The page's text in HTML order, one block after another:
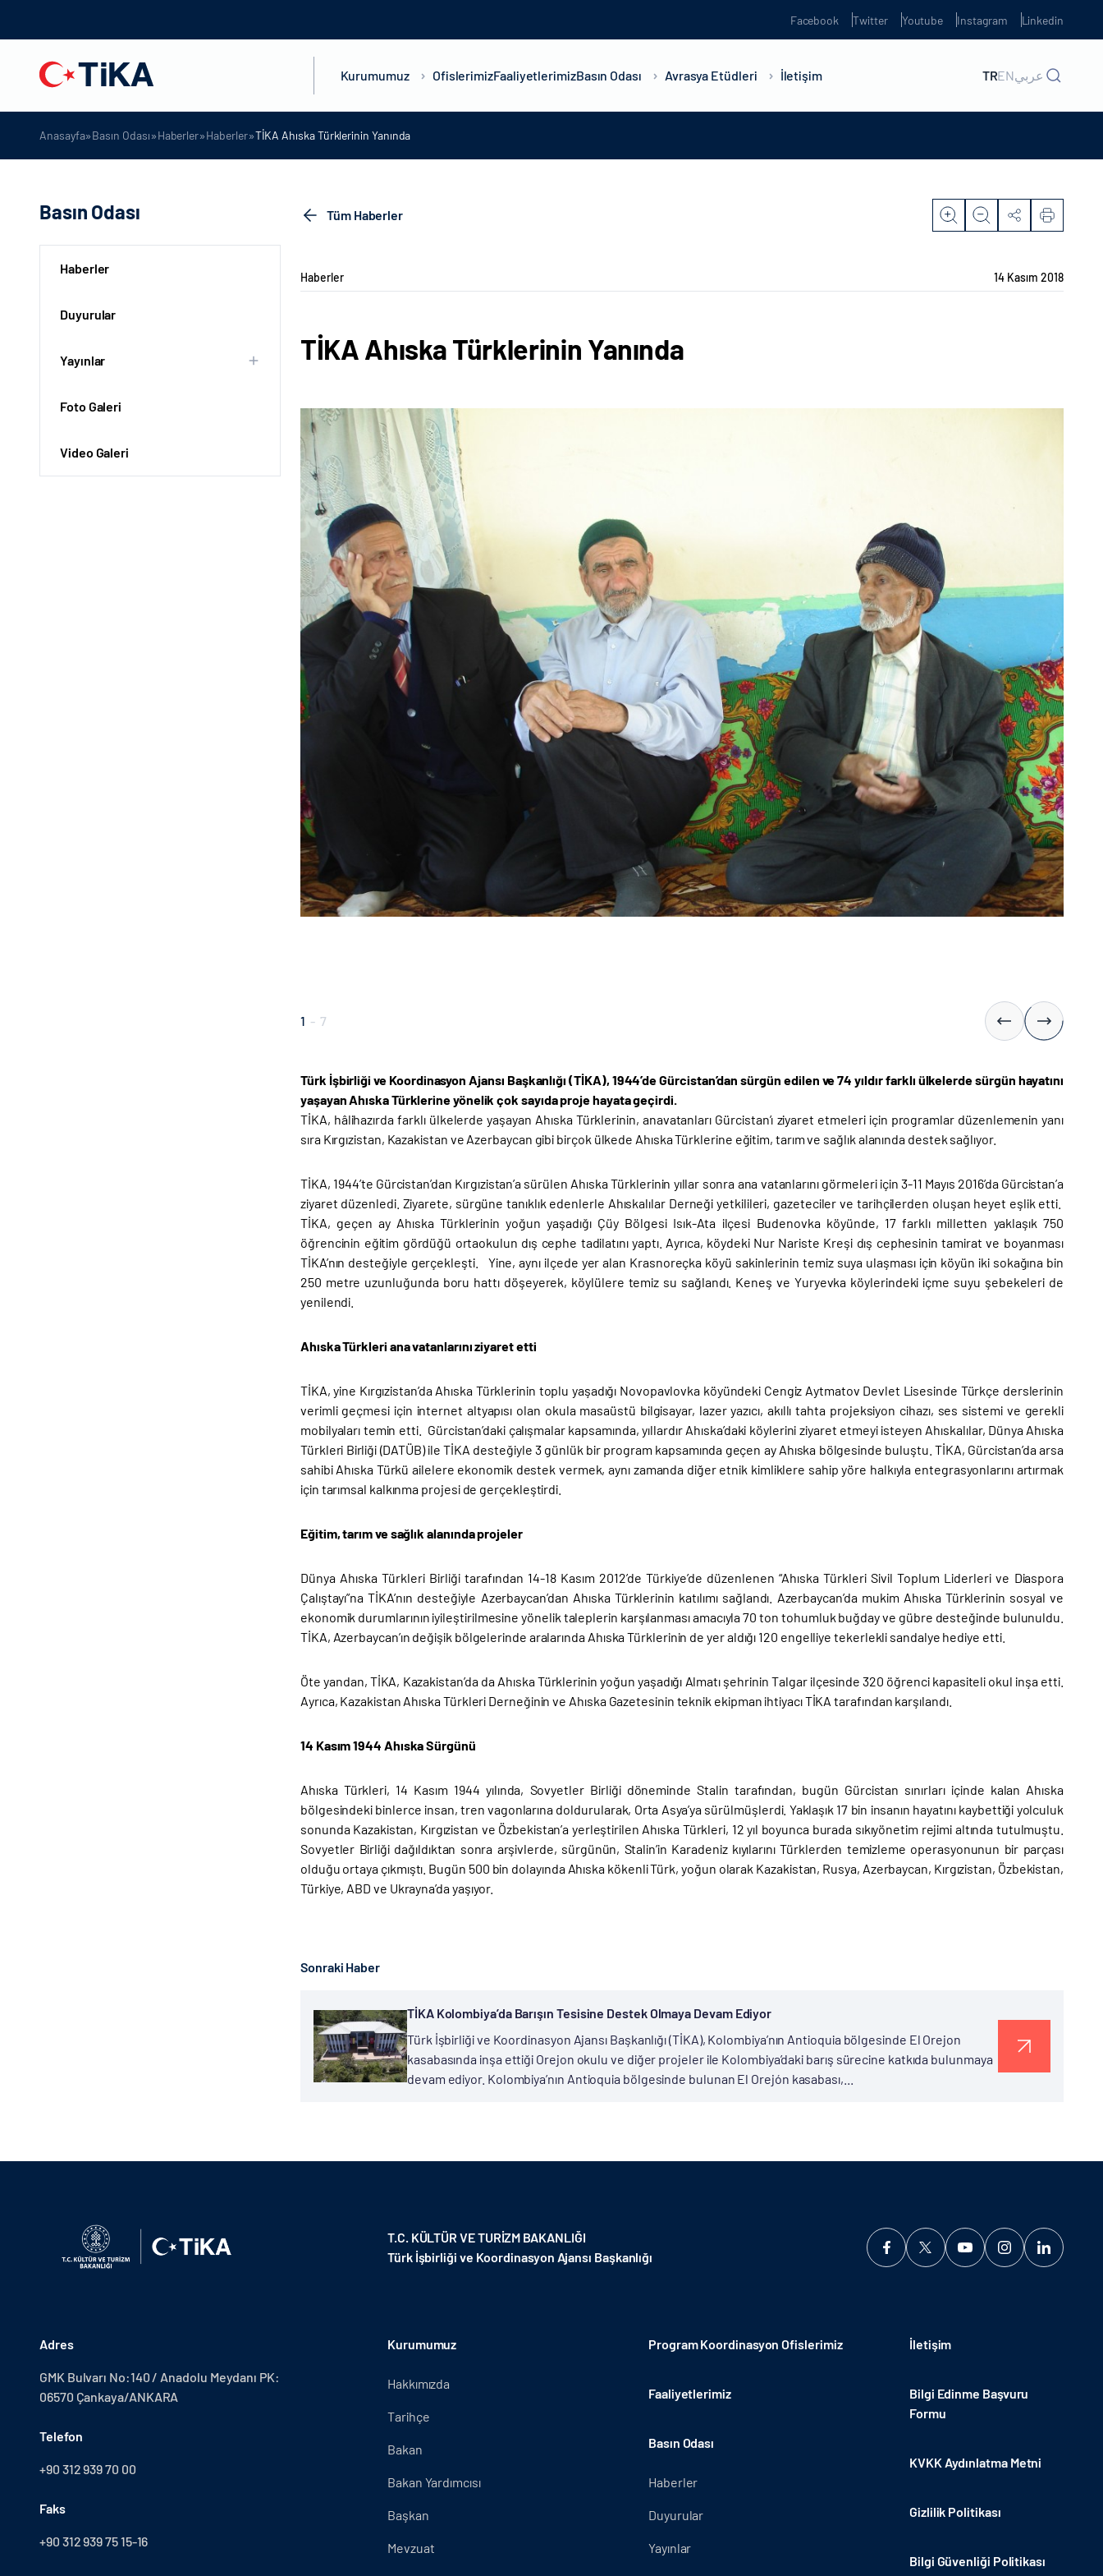
Facebook Twitter Youtube Instagram Linkedin
Kurumumuz OfislerimizFaaliyetlerimizBasın Odası Avrasya Etüdleri İletişim TRENعربي
Anasayfa»Basın Odası»Haberler»Haberler»TİKA Ahıska Türklerinin Yanında
Basın Odası
Haberler
Duyurular
Yayınlar
Foto Galeri
Video Galeri
Tüm Haberler
Haberler 14 Kasım 2018
TİKA Ahıska Türklerinin Yanında
1 - 7
Türk İşbirliği ve Koordinasyon Ajansı Başkanlığı (TİKA), 1944’de Gürcistan’dan sürgün edilen ve 74 yıldır farklı ülkelerde sürgün hayatını
yaşayan Ahıska Türklerine yönelik çok sayıda proje hayata geçirdi.
TİKA, hâlihazırda farklı ülkelerde yaşayan Ahıska Türklerinin, anavatanları Gürcistan’ı ziyaret etmeleri için programlar düzenlemenin yanı
sıra Kırgızistan, Kazakistan ve Azerbaycan gibi birçok ülkede Ahıska Türklerine eğitim, tarım ve sağlık alanında destek sağlıyor.
TİKA, 1944’te Gürcistan’dan Kırgızistan’a sürülen Ahıska Türklerinin yıllar sonra ana vatanlarını görmeleri için 3-11 Mayıs 2016’da Gürcistan’a
ziyaret düzenledi. Ziyarete, sürgüne tanıklık edenlerle Ahıskalılar Derneği yetkilileri, gazeteciler ve tarihçilerden oluşan heyet eşlik etti.
TİKA, geçen ay Ahıska Türklerinin yoğun yaşadığı Çüy Bölgesi Isık-Ata ilçesi Budenovka köyünde, 17 farklı milletten yaklaşık 750
öğrencinin eğitim gördüğü ortaokulun dış cephe tadilatını yaptı. Ayrıca, köydeki Nur Nariste Kreşi dış cephesinin tamirat ve boyanması
TİKA’nın desteğiyle gerçekleşti. Yine, aynı ilçede yer alan Krasnoreçka köyü sakinlerinin temiz suya ulaşması için köyün iki sokağına bin
250 metre uzunluğunda boru hattı döşeyerek, köylülere temiz su sağlandı. Keneş ve Yuryevka köylerindeki içme suyu şebekeleri de
yenilendi.
Ahıska Türkleri ana vatanlarını ziyaret etti
TİKA, yine Kırgızistan’da Ahıska Türklerinin toplu yaşadığı Novopavlovka köyündeki Cengiz Aytmatov Devlet Lisesinde Türkçe derslerinin
verimli geçmesi için internet altyapısı olan okula masaüstü bilgisayar, lazer yazıcı, akıllı tahta projeksiyon cihazı, ses sistemi ve gerekli
mobilyaları temin etti. Gürcistan’daki çalışmalar kapsamında, yıllardır Ahıska’daki köylerini ziyaret etmeyi isteyen Ahıskalılar, Dünya Ahıska
Türkleri Birliği (DATÜB) ile TİKA desteğiyle 3 günlük bir program kapsamında geçen ay Ahıska bölgesinde buluştu. TİKA, Gürcistan’da arsa
sahibi Ahıska Türkü ailelere ekonomik destek vermek, aynı zamanda diğer etnik kimliklere sahip yöre halkıyla entegrasyonlarını artırmak
için tarımsal kalkınma projesi de gerçekleştirdi.
Eğitim, tarım ve sağlık alanında projeler
Dünya Ahıska Türkleri Birliği tarafından 14-18 Kasım 2012’de Türkiye’de düzenlenen “Ahıska Türkleri Sivil Toplum Liderleri ve Diaspora
Çalıştayı”na TİKA’nın desteğiyle Azerbaycan’dan Ahıska Türklerinin katılımı sağlandı. Azerbaycan’da mukim Ahıska Türklerinin sosyal ve
ekonomik durumlarının iyileştirilmesine yönelik taleplerin karşılanması amacıyla 70 ton tohumluk buğday ve gübre desteğinde bulunuldu.
TİKA, Azerbaycan’ın değişik bölgelerinde aralarında Ahıska Türklerinin de yer aldığı 120 engelliye tekerlekli sandalye hediye etti.
Öte yandan, TİKA, Kazakistan’da da Ahıska Türklerinin yoğun yaşadığı Almatı şehrinin Talgar ilçesinde 320 öğrenci kapasiteli okul inşa etti.
Ayrıca, Kazakistan Ahıska Türkleri Derneğinin ve Ahıska Gazetesinin teknik ekipman ihtiyacı TİKA tarafından karşılandı.
14 Kasım 1944 Ahıska Sürgünü
Ahıska Türkleri, 14 Kasım 1944 yılında, Sovyetler Birliği döneminde Stalin tarafından, bugün Gürcistan sınırları içinde kalan Ahıska
bölgesindeki binlerce insan, tren vagonlarına doldurularak, Orta Asya’ya sürülmüşlerdi. Yaklaşık 17 bin insanın hayatını kaybettiği yolculuk
sonunda Kazakistan, Kırgızistan ve Özbekistan’a yerleştirilen Ahıska Türkleri, 12 yıl boyunca burada sıkıyönetim rejimi altında tutulmuştu.
Sovyetler Birliği dağıldıktan sonra arşivlerde, sürgünün, Stalin’in Karadeniz kıyılarını Türklerden temizleme operasyonunun bir parçası
olduğu ortaya çıkmıştı. Bugün 500 bin dolayında Ahıska kökenli Türk, yoğun olarak Kazakistan, Rusya, Azerbaycan, Kırgızistan, Özbekistan,
Türkiye, ABD ve Ukrayna’da yaşıyor.
Sonraki Haber
TİKA Kolombiya’da Barışın Tesisine Destek Olmaya Devam Ediyor
Türk İşbirliği ve Koordinasyon Ajansı Başkanlığı (TİKA), Kolombiya’nın Antioquia bölgesinde El Orejon
kasabasında inşa ettiği Orejon okulu ve diğer projeler ile Kolombiya’daki barış sürecine katkıda bulunmaya
devam ediyor. Kolombiya’nın Antioquia bölgesinde bulunan El Orejón kasabası,...
T.C. KÜLTÜR VE TURİZM BAKANLIĞI
Türk İşbirliği ve Koordinasyon Ajansı Başkanlığı
Adres
GMK Bulvarı No:140 / Anadolu Meydanı PK:
06570 Çankaya/ANKARA
Telefon
+90 312 939 70 00
Faks
+90 312 939 75 15-16
Kurumumuz
Hakkımızda
Tarihçe
Bakan
Bakan Yardımcısı
Başkan
Mevzuat
Program Koordinasyon Ofislerimiz
Faaliyetlerimiz
Basın Odası
Haberler
Duyurular
Yayınlar
İletişim
Bilgi Edinme Başvuru
Formu
KVKK Aydınlatma Metni
Gizlilik Politikası
Bilgi Güvenliği Politikası